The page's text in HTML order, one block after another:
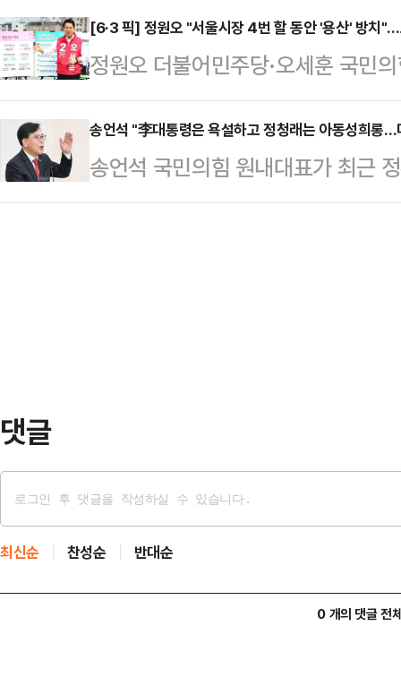
목의 글을 게재했다. 안 의원은 "이
한마디를 왜 못하는 것이냐"며 "무
될 일 아니겠느냐…
중국산 원자재 의존도를 낮추려는
기업의 거점을 축으로 구체화되는
군이 파인블러프 아스널에 희토류
됐다.미 육군 공식 미디어(DVIDS)
령관 매슈 메이슨 대령의 기고문에
해 첨단…
[6·3 픽] 정원오 "서울시장 4번 할 동안 '용산' 방치
정원오 더불어민주당·오세훈 국민
구'를 두고 신경전을 벌였다. 정 후
전이 속도를 내지 못한 것을 지적했
공급 정책이 사실상 '닭장 아파트'
제업무지구에서 기자회견을 열어 "
송언석 "李대통령은 욕설하고 정청래는 아동성희롱
송언석 국민의힘 원내대표가 최근
집으며 "더불어민주당은 그 이름을
댓글
최신순 찬성순 반대순
0 개의 댓글 전